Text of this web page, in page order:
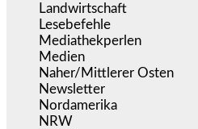
Landwirtschaft
Lesebefehle
Mediathekperlen
Medien
Naher/Mittlerer Osten
Newsletter
Nordamerika
NRW